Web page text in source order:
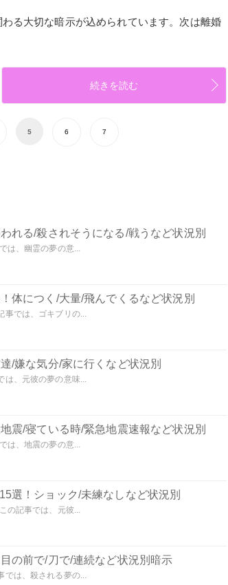
る大切な暗示が込められています。次は離婚
続きを読む
5 6 7
れる/殺されそうになる/戦うなど状況別
は、幽霊の夢の意...
体につく/大量/飛んでくるなど状況別
事では、ゴキブリの...
/嫌な気分/家に行くなど状況別
は、元彼の夢の意味...
震/寝ている時/緊急地震速報など状況別
は、地震の夢の意...
選！ショック/未練なしなど状況別
の記事では、元彼...
の前で/刀で/連続など状況別暗示
では、殺される夢の...